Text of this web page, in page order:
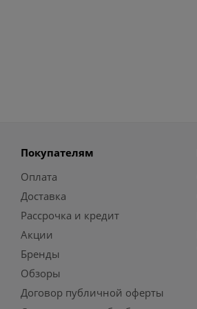
Покупателям
Оплата
Доставка
Рассрочка и кредит
Акции
Бренды
Обзоры
Договор публичной оферты